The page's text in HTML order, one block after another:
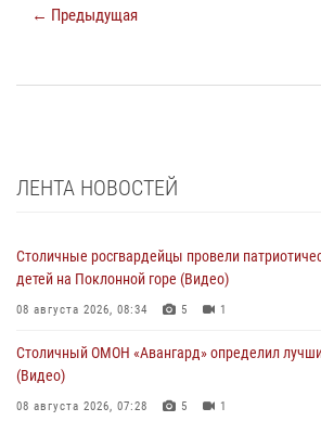
← Предыдущая
ЛЕНТА НОВОСТЕЙ
Столичные росгвардейцы провели
детей на Поклонной горе (Видео)
08 августа 2026, 08:34 5 1
Столичный ОМОН «Авангард» определил
(Видео)
08 августа 2026, 07:28 5 1